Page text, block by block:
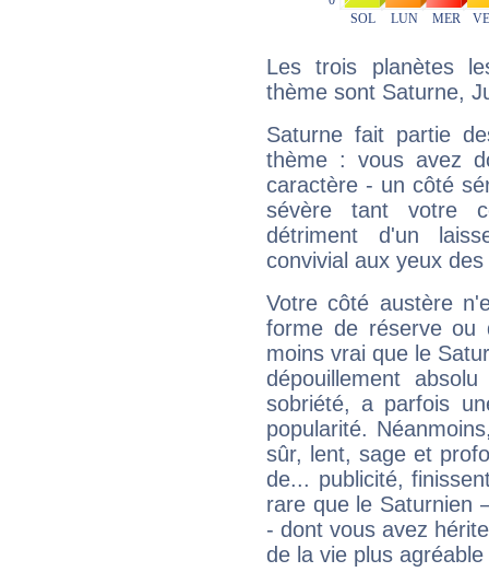
Les trois planètes
thème sont Saturne,
Saturne fait partie
thème : vous avez
caractère - un côté
sévère tant votre
détriment d'un
convivial aux yeux
Votre côté austère
forme de réserve
moins vrai que le
dépouillement
sobriété, a parfois
popularité.
sûr, lent, sage et
de... publicité,
rare que le Saturnien
- dont vous avez
de la vie plus